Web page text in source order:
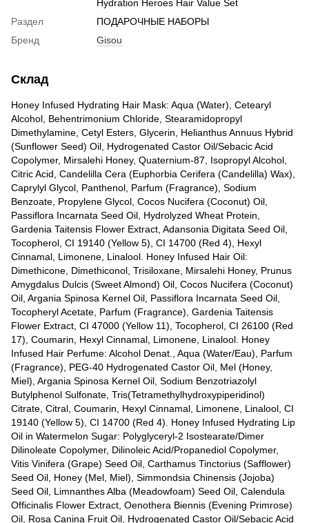
Hydration Heroes Hair Value Set
Раздел
ПОДАРОЧНЫЕ НАБОРЫ
Бренд
Gisou
Склад
Honey Infused Hydrating Hair Mask: Aqua (Water), Cetearyl
Alcohol, Behentrimonium Chloride, Stearamidopropyl
Dimethylamine, Cetyl Esters, Glycerin, Helianthus Annuus Hybrid
(Sunflower Seed) Oil, Hydrogenated Castor Oil/Sebacic Acid
Copolymer, Mirsalehi Honey, Quaternium-87, Isopropyl Alcohol,
Citric Acid, Candelilla Cera (Euphorbia Cerifera (Candelilla) Wax),
Caprylyl Glycol, Panthenol, Parfum (Fragrance), Sodium
Benzoate, Propylene Glycol, Cocos Nucifera (Coconut) Oil,
Passiflora Incarnata Seed Oil, Hydrolyzed Wheat Protein,
Gardenia Taitensis Flower Extract, Adansonia Digitata Seed Oil,
Tocopherol, CI 19140 (Yellow 5), CI 14700 (Red 4), Hexyl
Cinnamal, Limonene, Linalool. Honey Infused Hair Oil:
Dimethicone, Dimethiconol, Trisiloxane, Mirsalehi Honey, Prunus
Amygdalus Dulcis (Sweet Almond) Oil, Cocos Nucifera (Coconut)
Oil, Argania Spinosa Kernel Oil, Passiflora Incarnata Seed Oil,
Tocopheryl Acetate, Parfum (Fragrance), Gardenia Taitensis
Flower Extract, CI 47000 (Yellow 11), Tocopherol, CI 26100 (Red
17), Coumarin, Hexyl Cinnamal, Limonene, Linalool. Honey
Infused Hair Perfume: Alcohol Denat., Aqua (Water/Eau), Parfum
(Fragrance), PEG-40 Hydrogenated Castor Oil, Mel (Honey,
Miel), Argania Spinosa Kernel Oil, Sodium Benzotriazolyl
Butylphenol Sulfonate, Tris(Tetramethylhydroxypiperidinol)
Citrate, Citral, Coumarin, Hexyl Cinnamal, Limonene, Linalool, CI
19140 (Yellow 5), CI 14700 (Red 4). Honey Infused Hydrating Lip
Oil in Watermelon Sugar: Polyglyceryl-2 Isostearate/Dimer
Dilinoleate Copolymer, Dilinoleic Acid/Propanediol Copolymer,
Vitis Vinifera (Grape) Seed Oil, Carthamus Tinctorius (Safflower)
Seed Oil, Honey (Mel, Miel), Simmondsia Chinensis (Jojoba)
Seed Oil, Limnanthes Alba (Meadowfoam) Seed Oil, Calendula
Officinalis Flower Extract, Oenothera Biennis (Evening Primrose)
Oil, Rosa Canina Fruit Oil, Hydrogenated Castor Oil/Sebacic Acid